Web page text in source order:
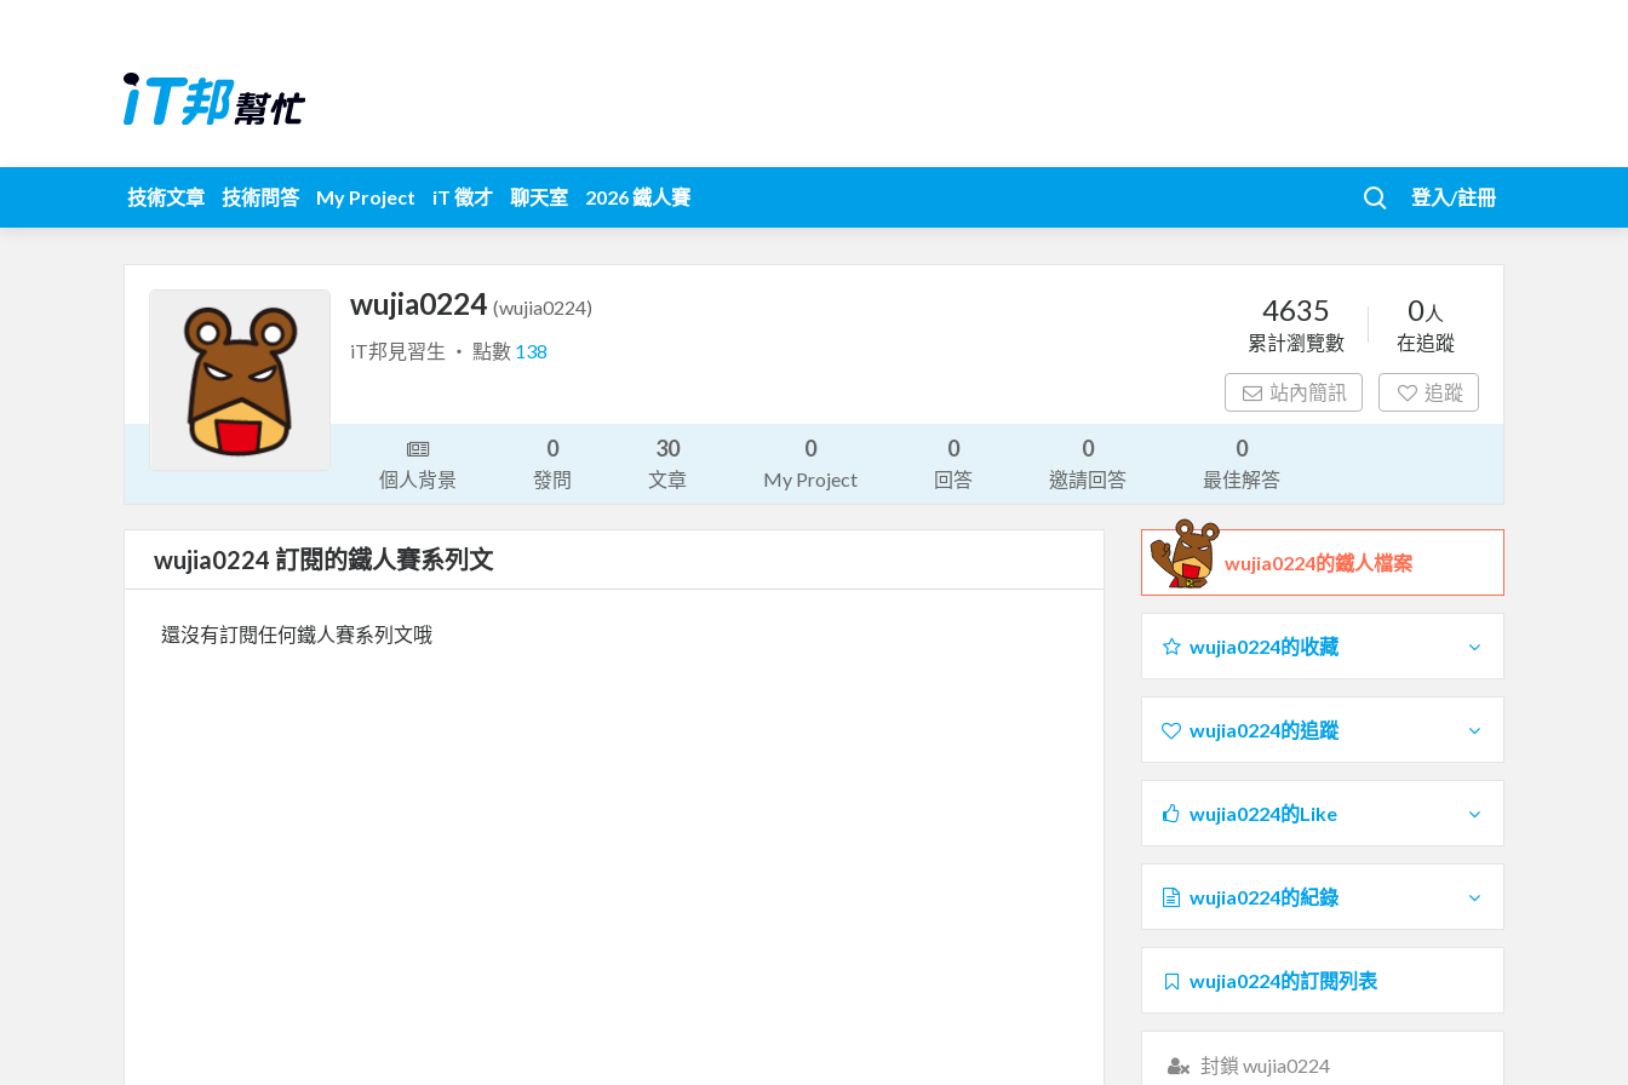
技術文章 技術問答 My Project iT 徵才 聊天室 2026 鐵人賽 登入/註冊
wujia0224 (wujia0224)
iT邦見習生 ‧ 點數 138
4635
累計瀏覽數
0人
在追蹤
站內簡訊 追蹤
個人背景
0
發問
30
文章
0
My Project
0
回答
0
邀請回答
0
最佳解答
wujia0224 訂閱的鐵人賽系列文
還沒有訂閱任何鐵人賽系列文哦
wujia0224的鐵人檔案
wujia0224的收藏
wujia0224的追蹤
wujia0224的Like
wujia0224的紀錄
wujia0224的訂閱列表
封鎖 wujia0224